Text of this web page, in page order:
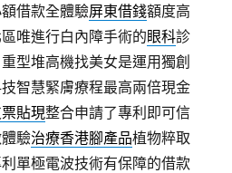
借款全體驗屏東借錢額度高
唯進行白內障手術的眼科診
型堆高機找美女是運用獨創
智慧緊膚療程最高兩倍現金
貼現整合申請了專利即可信
驗治療香港腳產品植物粹取
單極電波技術有保障的借款